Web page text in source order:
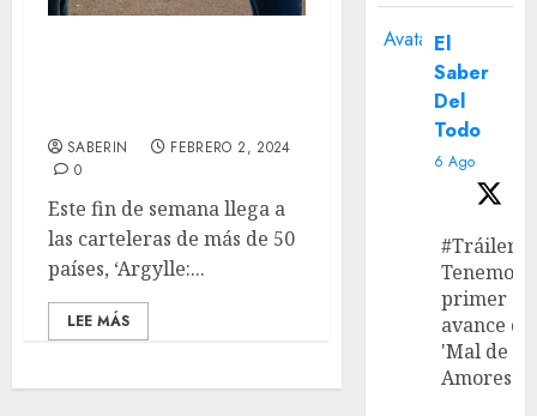
SABERIN
FEBRERO 2, 2024
0
Este fin de semana llega a
las carteleras de más de 50
países, ‘Argylle:...
LEE MÁS
Avatar El
Saber
Del
Todo
6 Ago
#Tráiler
Tenemos
primer
avance de
'Mal de
Amores'.